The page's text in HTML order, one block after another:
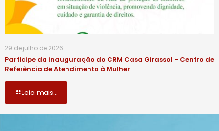
29 de julho de 2026
Participe da inauguração do CRM Casa Girassol – Centro de
Referência de Atendimento à Mulher
Leia mais...